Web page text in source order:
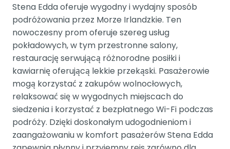
Stena Edda oferuje wygodny i wydajny sposób
podróżowania przez Morze Irlandzkie. Ten
nowoczesny prom oferuje szereg usług
pokładowych, w tym przestronne salony,
restaurację serwującą różnorodne posiłki i
kawiarnię oferującą lekkie przekąski. Pasażerowie
mogą korzystać z zakupów wolnocłowych,
relaksować się w wygodnych miejscach do
siedzenia i korzystać z bezpłatnego Wi-Fi podczas
podróży. Dzięki doskonałym udogodnieniom i
zaangażowaniu w komfort pasażerów Stena Edda